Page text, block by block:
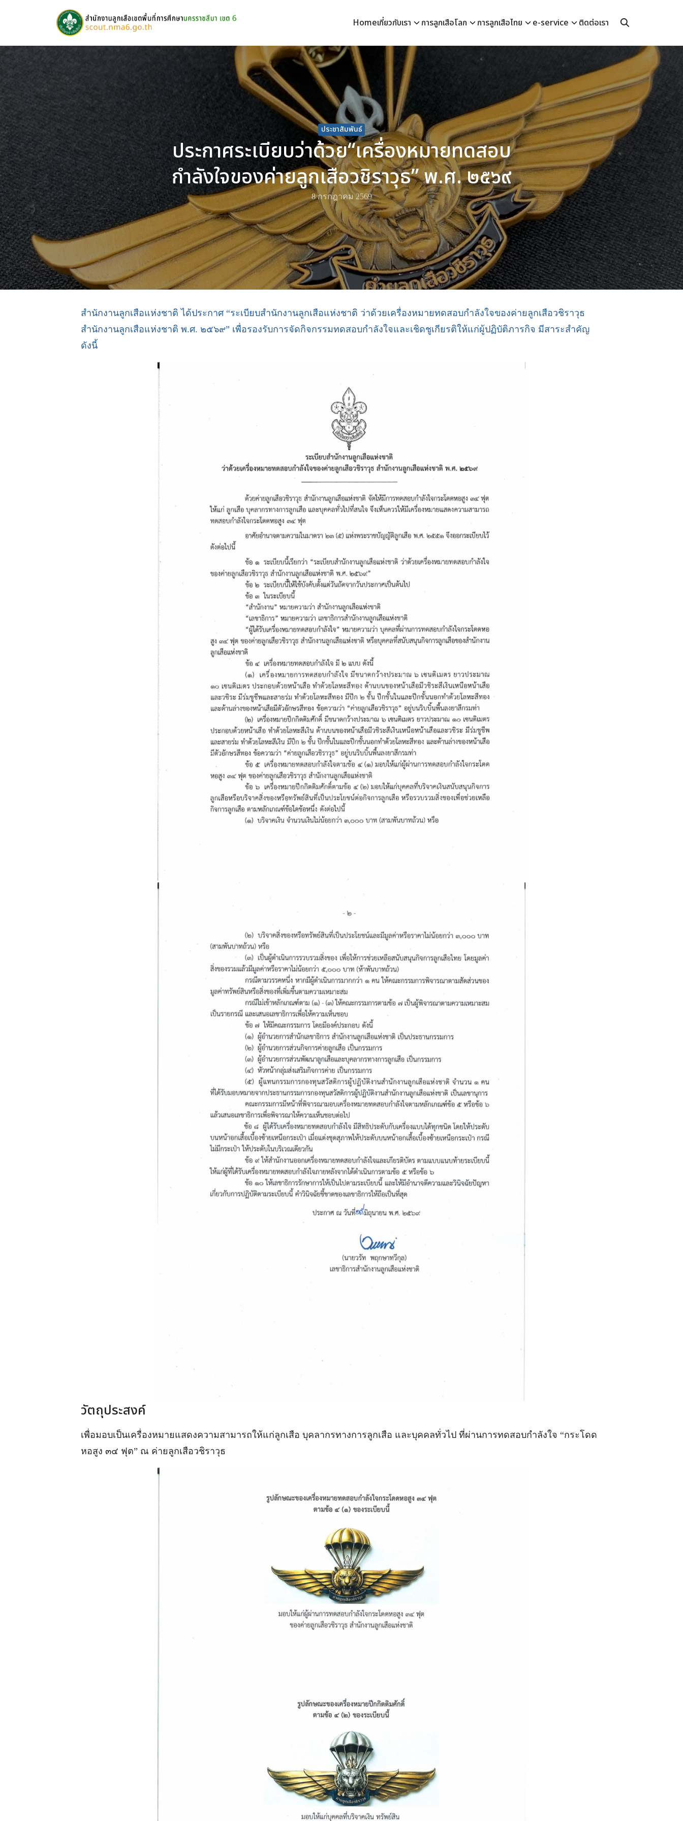
Homeเกี่ยวกับเรา การลูกเสือโลก การลูกเสือไทย e-service ติดต่อเรา
Search
ประชาสัมพันธ์
ประกาศระเบียบว่าด้วย“เครื่องหมายทดสอบ
กำลังใจของค่ายลูกเสือวชิราวุธ” พ.ศ. ๒๕๖๙
8 กรกฎาคม 2569
สำนักงานลูกเสือแห่งชาติ ได้ประกาศ “ระเบียบสำนักงานลูกเสือแห่งชาติ ว่าด้วยเครื่องหมายทดสอบกำลังใจของค่ายลูกเสือวชิราวุธ
สำนักงานลูกเสือแห่งชาติ พ.ศ. ๒๕๖๙” เพื่อรองรับการจัดกิจกรรมทดสอบกำลังใจและเชิดชูเกียรติให้แก่ผู้ปฏิบัติภารกิจ มีสาระสำคัญ
ดังนี้
วัตถุประสงค์
เพื่อมอบเป็นเครื่องหมายแสดงความสามารถให้แก่ลูกเสือ บุคลากรทางการลูกเสือ และบุคคลทั่วไป ที่ผ่านการทดสอบกำลังใจ “กระโดด
หอสูง ๓๔ ฟุต” ณ ค่ายลูกเสือวชิราวุธ